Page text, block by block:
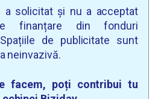
a solicitat și nu a acceptat
finanțare din fonduri
de publicitate sunt
neinvazivă.
facem, poți contribui tu